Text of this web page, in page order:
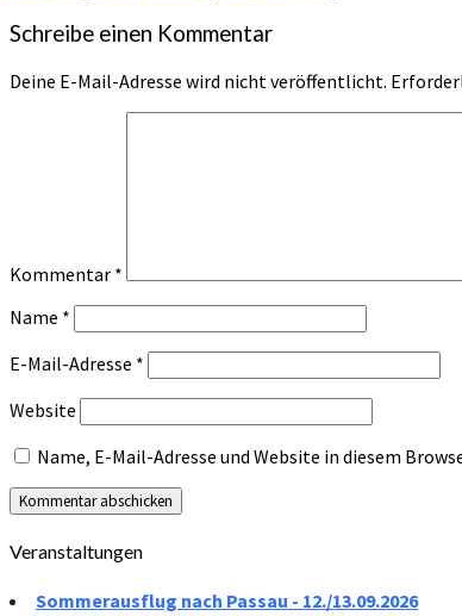
Schreibe einen Kommentar
Deine E-Mail-Adresse wird nicht veröffentlicht.
Kommentar *
Name *
E-Mail-Adresse *
Website
Name, E-Mail-Adresse und Website in diesem
Veranstaltungen
Sommerausflug nach Passau - 12./13.09.2026